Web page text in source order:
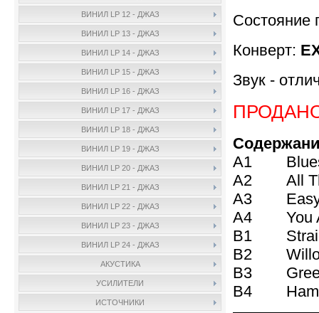
ВИНИЛ LP 12 - ДЖАЗ
ВИНИЛ LP 13 - ДЖАЗ
ВИНИЛ LP 14 - ДЖАЗ
ВИНИЛ LP 15 - ДЖАЗ
ВИНИЛ LP 16 - ДЖАЗ
ВИНИЛ LP 17 - ДЖАЗ
ВИНИЛ LP 18 - ДЖАЗ
ВИНИЛ LP 19 - ДЖАЗ
ВИНИЛ LP 20 - ДЖАЗ
ВИНИЛ LP 21 - ДЖАЗ
ВИНИЛ LP 22 - ДЖАЗ
ВИНИЛ LP 23 - ДЖАЗ
ВИНИЛ LP 24 - ДЖАЗ
АКУСТИКА
УСИЛИТЕЛИ
ИСТОЧНИКИ
Состояние
Конверт:
Звук -
A1
A2 All
A3 Easy
A4 You
B1
B2
B3
B4